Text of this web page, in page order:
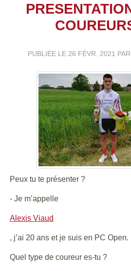
PUBLIÉE LE 26 FÉVR. 2021 PAR
Peux tu te présenter ?
- Je m’appelle
Alexis Viaud
, j’ai 20 ans et je suis en PC Open.
Quel type de coureur es-tu ?